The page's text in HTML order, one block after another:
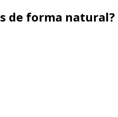
de forma natural?